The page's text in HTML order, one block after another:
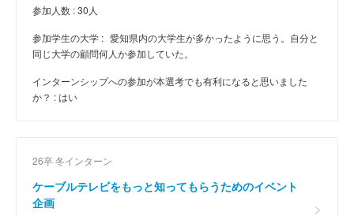
参加人数 : 30人
参加学生の大学 : 愛知県内の大学生が多かったように思う。自分と
同じ大学の顧問何人か参加していた。
インターンシップへの参加が本選考でも有利になると思いました
か？ : はい
26卒 冬インターン
ケーブルテレビをもっと知ってもらうためのイベント
企画